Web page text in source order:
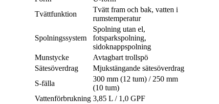
Tvättfunktion
Tvätt fram och bak, vatten i
rumstemperatur
Spolningssystem
Spolning utan el,
fotsparkspolning,
sidoknappspolning
Munstycke
Avtagbart trollspö
Sätesöverdrag
Mjukstängande sätesöverdrag
S-fälla
300 mm (12 tum) / 250 mm
(10 tum)
Vattenförbrukning 3,85 L / 1,0 GPF